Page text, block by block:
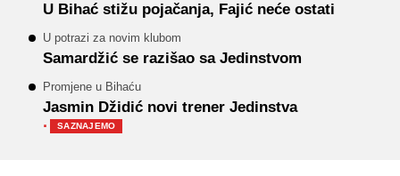
U Bihać stižu pojačanja, Fajić neće ostati
U potrazi za novim klubom
Samardžić se razišao sa Jedinstvom
Promjene u Bihaću
Jasmin Džidić novi trener Jedinstva
· SAZNAJEMO